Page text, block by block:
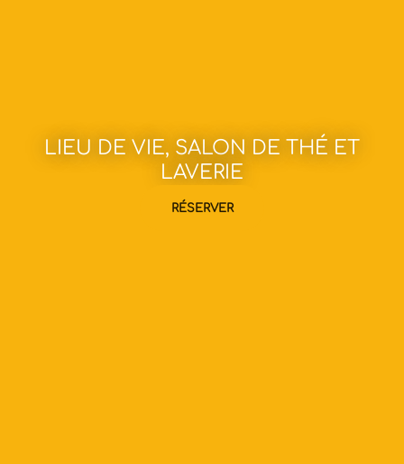
LIEU DE VIE, SALON DE THÉ ET
LAVERIE
RÉSERVER